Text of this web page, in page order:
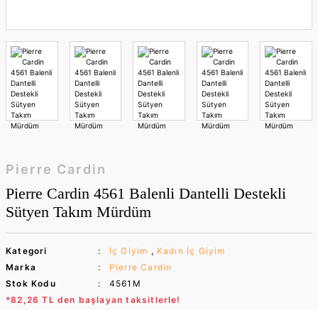
Pierre Cardin
Pierre Cardin 4561 Balenli Dantelli Destekli
Sütyen Takım Mürdüm
Kategori İç Giyim , Kadın İç Giyim
Marka
Pierre Cardin
Stok Kodu
4561M
*82,26 TL den başlayan taksitlerle!